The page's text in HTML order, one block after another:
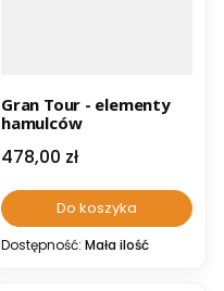
Gran Tour - elementy
hamulców
Cena
478,00 zł
Do koszyka
Dostępność: Mała ilość